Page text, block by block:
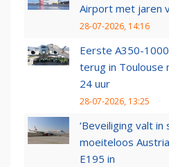
Airport met jaren
28-07-2026, 14:16
Eerste A350-
terug in Toulouse
24 uur
28-07-2026, 13:25
‘Beveiliging valt in
moeiteloos
E195 in